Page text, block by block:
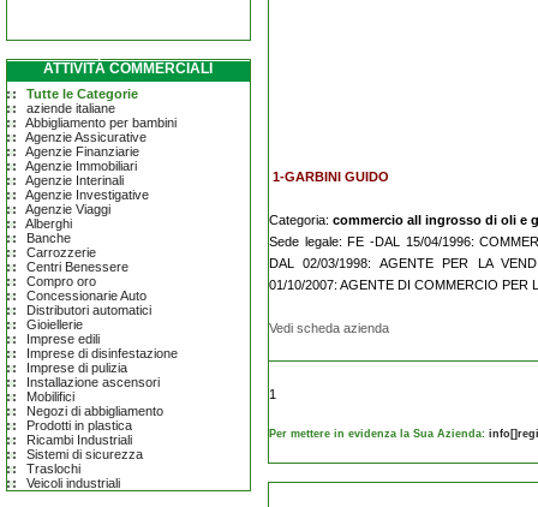
ATTIVITÀ COMMERCIALI
Tutte le Categorie
aziende italiane
Abbigliamento per bambini
Agenzie Assicurative
Agenzie Finanziarie
Agenzie Immobiliari
Agenzie Interinali
Agenzie Investigative
Agenzie Viaggi
Alberghi
Banche
Carrozzerie
Centri Benessere
Compro oro
Concessionarie Auto
Distributori automatici
Gioiellerie
Imprese edili
Imprese di disinfestazione
Imprese di pulizia
Installazione ascensori
Mobilifici
Negozi di abbigliamento
Prodotti in plastica
Ricambi Industriali
Sistemi di sicurezza
Traslochi
Veicoli industriali
1-GARBINI GUIDO
Categoria: commercio all ingrosso di oli e
Sede legale: FE -DAL 15/04/1996:
DAL 02/03/1998: AGENTE PER LA
01/10/2007: AGENTE DI COMMERCIO PER
Vedi scheda azienda
1
Per mettere in evidenza la Sua Azienda: